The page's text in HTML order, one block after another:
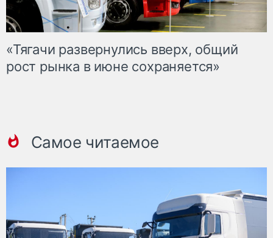
«Тягачи развернулись вверх, общий
рост рынка в июне сохраняется»
Самое читаемое